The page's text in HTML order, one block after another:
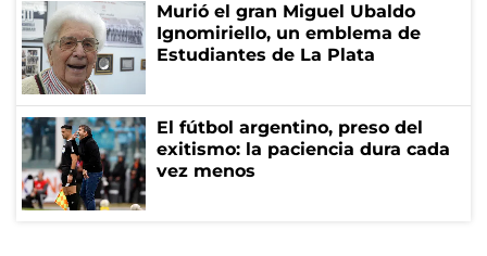
Murió el gran Miguel Ubaldo
Ignomiriello, un emblema de
Estudiantes de La Plata
El fútbol argentino, preso del
exitismo: la paciencia dura cada
vez menos